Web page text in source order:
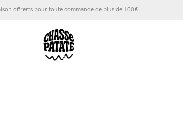
offrerts pour toute commande de plus de 100€.